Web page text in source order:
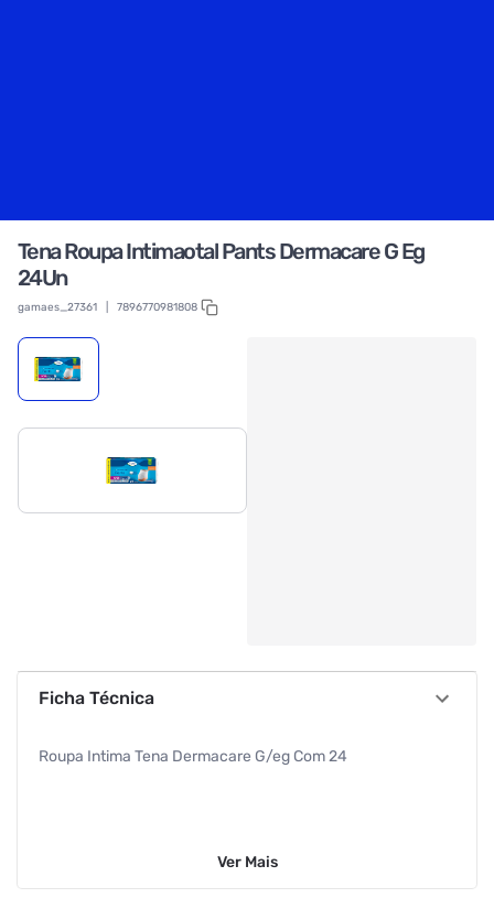
Tena Roupa Intimaotal Pants Dermacare G Eg
24Un
gamaes_27361 7896770981808
Ficha Técnica
Roupa Intima Tena Dermacare G/eg Com 24
Ver Mais